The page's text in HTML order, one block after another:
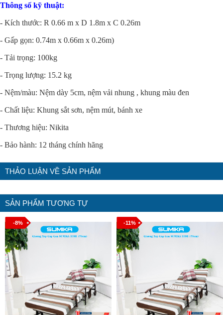
Thông số kỹ thuật:
- Kích thước: R 0.66 m x D 1.8m x C 0.26m
- Gấp gọn: 0.74m x 0.66m x 0.26m)
- Tải trọng: 100kg
- Trọng lượng: 15.2 kg
- Nệm/màu: Nệm dày 5cm, nệm vải nhung , khung màu đen
- Chất liệu: Khung sắt sơn, nệm mút, bánh xe
- Thương hiệu: Nikita
- Bảo hành: 12 tháng chính hãng
THẢO LUẬN VỀ SẢN PHẨM
SẢN PHẨM TƯƠNG TỰ
-8% -11%